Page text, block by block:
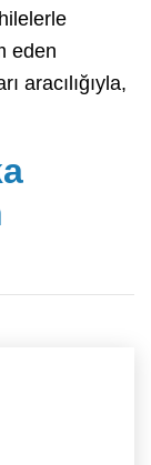
eden
aracılığıyla,